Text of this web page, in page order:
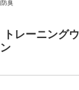
防臭
レーニング